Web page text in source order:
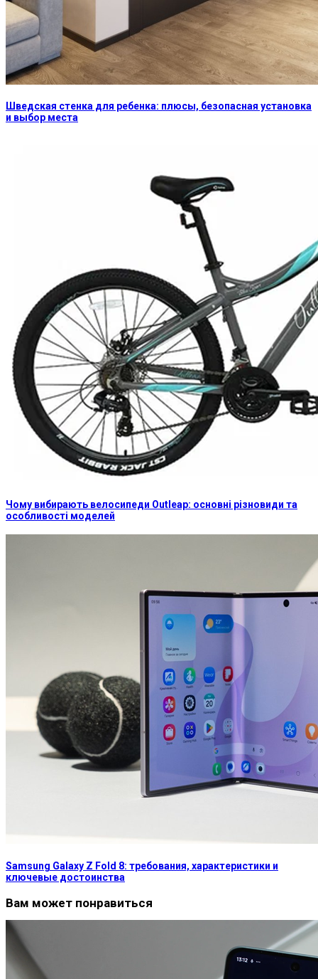
Шведская стенка для ребенка: плюсы, безопасная установка
и выбор места
Чому вибирають велосипеди Outleap: основні різновиди та
особливості моделей
Samsung Galaxy Z Fold 8: требования, характеристики и
ключевые достоинства
Вам может понравиться